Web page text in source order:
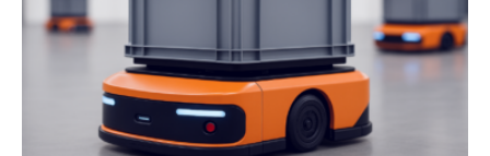
bewirken, haben Forscher*innen der Frankfurt University
of Applied Sciences (Frankfurt UAS) untersucht und
ziehen insgesamt eine positive Bilanz. Gemeinsam mit
Vertreter*innen der Stadt Frankfurt stellten sie am 15.
Mai 2025…